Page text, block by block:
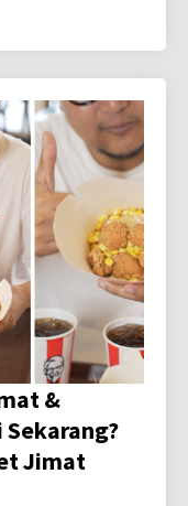
&
Jimat